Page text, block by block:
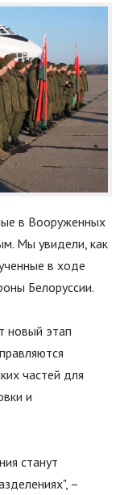
в Вооруженных
Мы увидели, как
в ходе
Белоруссии.
новый этап
частей для
и
станут
–